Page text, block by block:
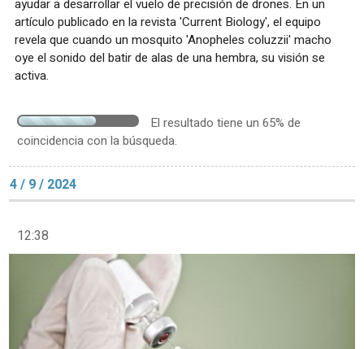
ayudar a desarrollar el vuelo de precisión de drones. En un
artículo publicado en la revista 'Current Biology', el equipo
revela que cuando un mosquito 'Anopheles coluzzii' macho
oye el sonido del batir de alas de una hembra, su visión se
activa.
El resultado tiene un 65% de
coincidencia con la búsqueda.
4 / 9 / 2024
12:38